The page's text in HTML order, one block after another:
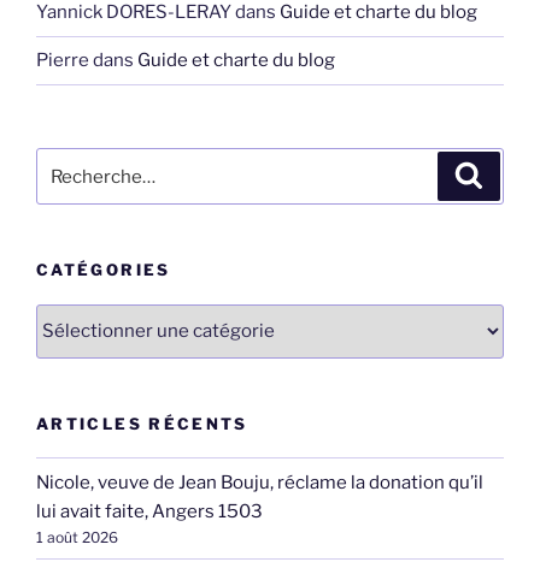
Yannick DORES-LERAYdans Guide et charte du blog
Pierre dans Guide et charte du blog
pour
CATÉGORIES
Catégories
ARTICLES RÉCENTS
Nicole, veuve de Jean Bouju, réclame la donation qu’il
lui avait faite, Angers 1503
1 août 2026